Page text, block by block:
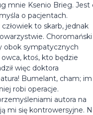
mnie Ksenio Brieg. Jest
o pacjentach.
to skarb, jednak
Choromański
obok sympatycznych
ktoś, kto będzie
więc doktora
Bumelant, cham; im
robi operacje.
autora na
mi się kontrowersyjne.